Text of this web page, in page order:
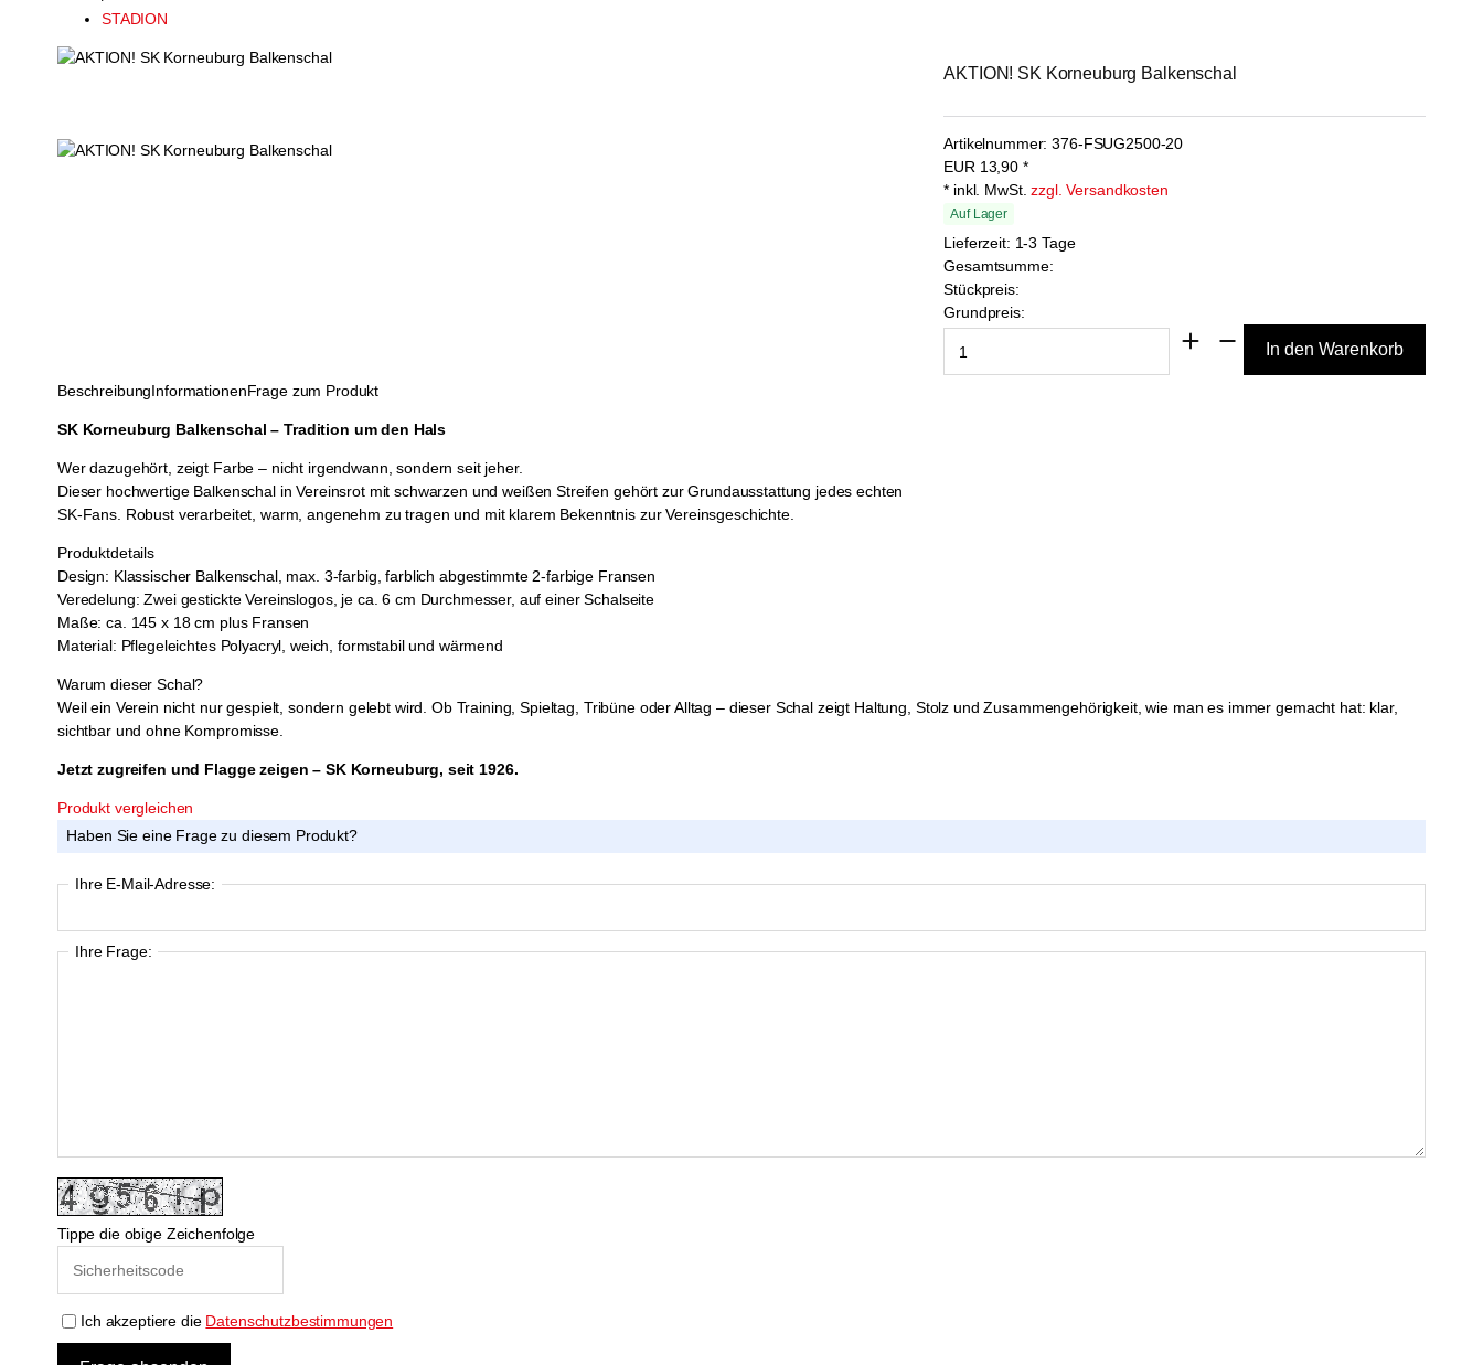
STADION
AKTION! SK Korneuburg Balkenschal
Artikelnummer: 376-FSUG2500-20
EUR 13,90 *
* inkl. MwSt.zzgl. Versandkosten
Auf Lager
Lieferzeit: 1-3 Tage
Gesamtsumme:
Stückpreis:
Grundpreis:
BeschreibungInformationenFrage zum Produkt
SK Korneuburg Balkenschal – Tradition um den Hals
Wer dazugehört, zeigt Farbe – nicht irgendwann, sondern seit jeher.
Dieser hochwertige Balkenschal in Vereinsrot mit schwarzen und weißen Streifen gehört zur Grundausstattung jedes echten
SK-Fans. Robust verarbeitet, warm, angenehm zu tragen und mit klarem Bekenntnis zur Vereinsgeschichte.
Produktdetails
Design: Klassischer Balkenschal, max. 3-farbig, farblich abgestimmte 2-farbige Fransen
Veredelung: Zwei gestickte Vereinslogos, je ca. 6 cm Durchmesser, auf einer Schalseite
Maße: ca. 145 x 18 cm plus Fransen
Material: Pflegeleichtes Polyacryl, weich, formstabil und wärmend
Warum dieser Schal?
Weil ein Verein nicht nur gespielt, sondern gelebt wird. Ob Training, Spieltag, Tribüne oder Alltag – dieser Schal zeigt Haltung, Stolz und Zusammengehörigkeit, wie man es immer gemacht hat: klar,
sichtbar und ohne Kompromisse.
Jetzt zugreifen und Flagge zeigen – SK Korneuburg, seit 1926.
Produkt vergleichen
Haben Sie eine Frage zu diesem Produkt?
Ihre E-Mail-Adresse:
Ihre Frage:
Tippe die obige Zeichenfolge
Ich akzeptiere die Datenschutzbestimmungen